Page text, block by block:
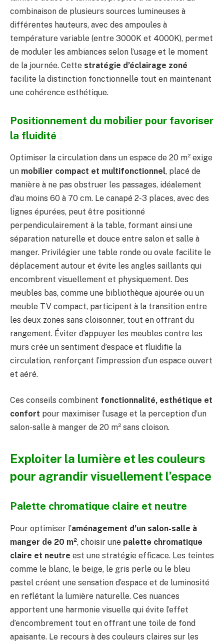
combinaison de plusieurs sources lumineuses à
différentes hauteurs, avec des ampoules à
température variable (entre 3000K et 4000K), permet
de moduler les ambiances selon l’usage et le moment
de la journée. Cette stratégie d’éclairage zoné
facilite la distinction fonctionnelle tout en maintenant
une cohérence esthétique.
Positionnement du mobilier pour favoriser
la fluidité
Optimiser la circulation dans un espace de 20 m² exige
un mobilier compact et multifonctionnel, placé de
manière à ne pas obstruer les passages, idéalement
d’au moins 60 à 70 cm. Le canapé 2-3 places, avec des
lignes épurées, peut être positionné
perpendiculairement à la table, formant ainsi une
séparation naturelle et douce entre salon et salle à
manger. Privilégier une table ronde ou ovale facilite le
déplacement autour et évite les angles saillants qui
encombrent visuellement et physiquement. Des
meubles bas, comme une bibliothèque ajourée ou un
meuble TV compact, participent à la transition entre
les deux zones sans cloisonner, tout en offrant du
rangement. Éviter d’appuyer les meubles contre les
murs crée un sentiment d’espace et fluidifie la
circulation, renforçant l’impression d’un espace ouvert
et aéré.
Ces conseils combinent fonctionnalité, esthétique et
confort pour maximiser l’usage et la perception d’un
salon-salle à manger de 20 m² sans cloison.
Exploiter la lumière et les couleurs
pour agrandir visuellement l’espace
Palette chromatique claire et neutre
Pour optimiser l’aménagement d’un salon-salle à
manger de 20 m², choisir une palette chromatique
claire et neutre est une stratégie efficace. Les teintes
comme le blanc, le beige, le gris perle ou le bleu
pastel créent une sensation d’espace et de luminosité
en reflétant la lumière naturelle. Ces nuances
apportent une harmonie visuelle qui évite l’effet
d’encombrement tout en offrant une toile de fond
apaisante. Le recours à des couleurs claires sur les